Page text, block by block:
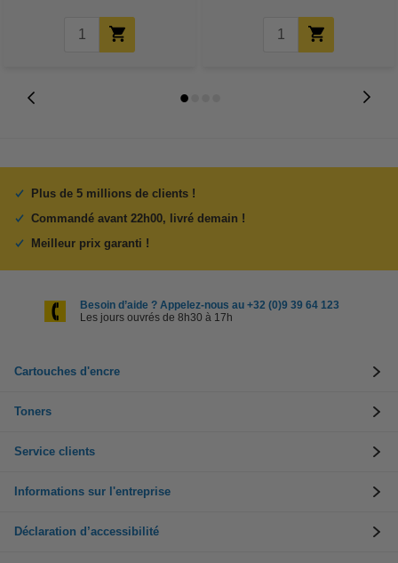
Plus de 5 millions de clients !
Commandé avant 22h00, livré demain !
Meilleur prix garanti !
Besoin d’aide ? Appelez-nous au +32 (0)9 39 64 123
Les jours ouvrés de 8h30 à 17h
Cartouches d'encre
Toners
Service clients
Informations sur l'entreprise
Déclaration d’accessibilité